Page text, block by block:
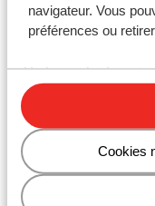
navigateur. Vous
préférences ou
Cookies
* En France, il est
suivants dans la
- Un triangle de
- Un gilet de
Le conducteur doit
voiture le long de la
agglomérations en